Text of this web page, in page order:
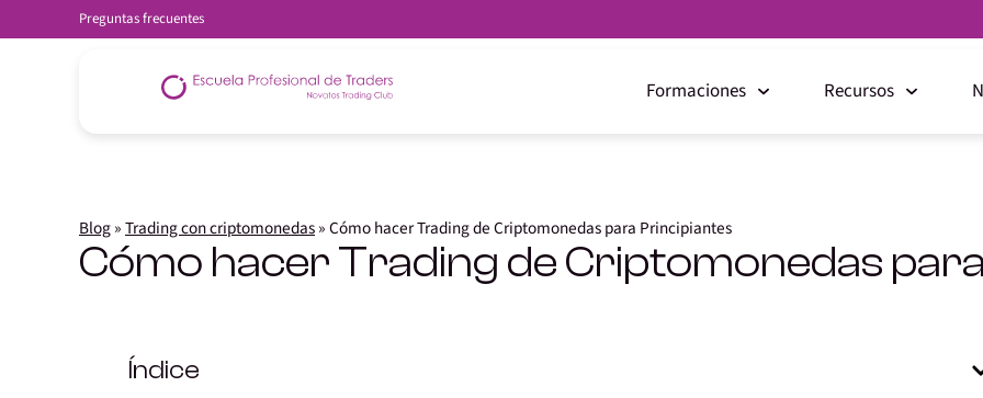
Preguntas frecuentes
Formaciones Recursos
Blog»Trading con criptomonedas»Cómo hacer Trading de Criptomonedas para Principiantes
Cómo hacer Trading de Criptomonedas
Índice